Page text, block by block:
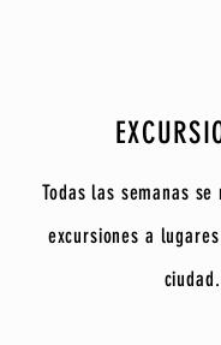
Todas las semanas
excursiones a
ciudad.